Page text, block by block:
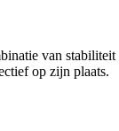
van stabiliteit
op zijn plaats.